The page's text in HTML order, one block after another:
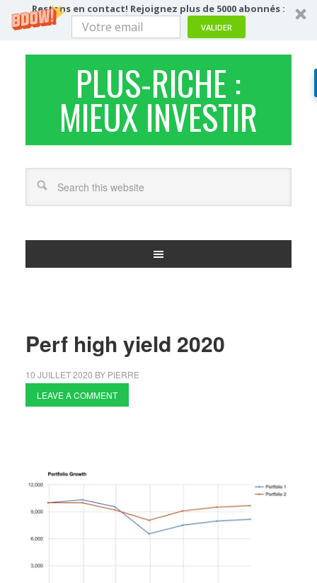
Restons en contact! Rejoignez plus de 5000 abonnés :
VALIDER
PLUS-RICHE :
MIEUX INVESTIR
Perf high yield 2020
10 JUILLET 2020 BY PIERRE
LEAVE A COMMENT